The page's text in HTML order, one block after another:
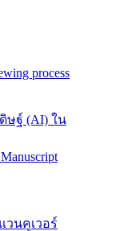
process
ษฐ์ (AI) ใน
วนคูเวอร์